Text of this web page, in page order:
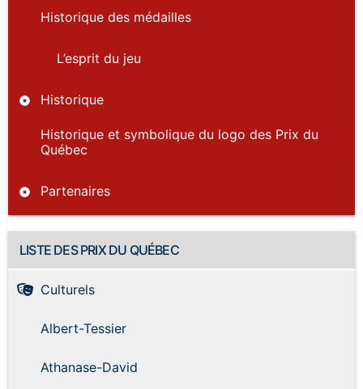
Historique des médailles
L’esprit du jeu
Historique
Historique et symbolique du logo des Prix du
Québec
Partenaires
LISTE DES PRIX DU QUÉBEC
Culturels
Albert-Tessier
Athanase-David